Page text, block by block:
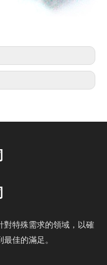
對特殊需求的領域，以確
佳的滿足。